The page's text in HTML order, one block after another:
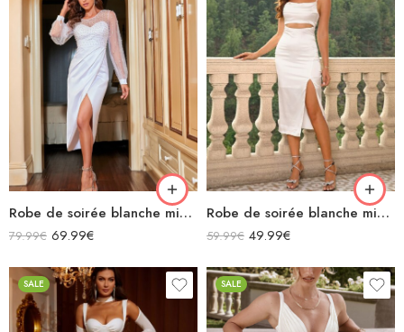
Robe de soirée blanche midi en satin fendue manches longues transparentes avec des perles
79.99€ 69.99€
Robe de soirée blanche midi en satin bretelles spaghettis avec découpes fendu décolleté carré
59.99€ 49.99€
SALE SALE